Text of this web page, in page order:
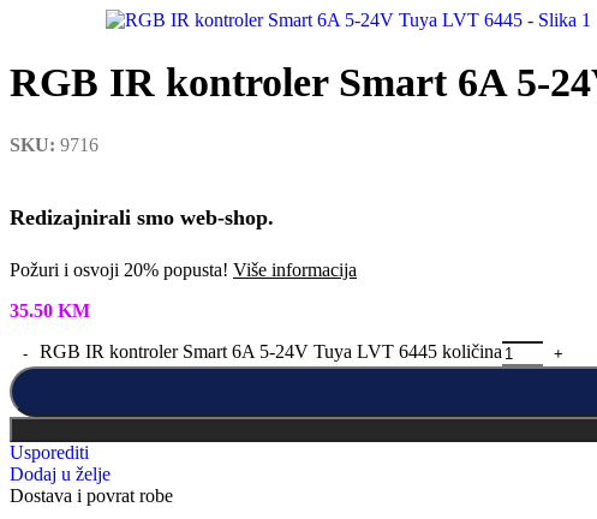
RGB IR kontroler Smart 6A 5-
SKU: 9716
Redizajnirali smo web-shop.
Požuri i osvoji 20% popusta! Više informacija
35.50 KM
RGB IR kontroler Smart 6A 5-24V Tuya LVT 6445 količina
Usporediti
Dodaj u želje
Dostava i povrat robe